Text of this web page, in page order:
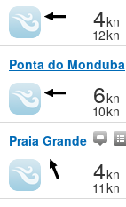
4kn
12kn
Ponta do Monduba
6kn
10kn
Praia Grande
4kn
11 kn